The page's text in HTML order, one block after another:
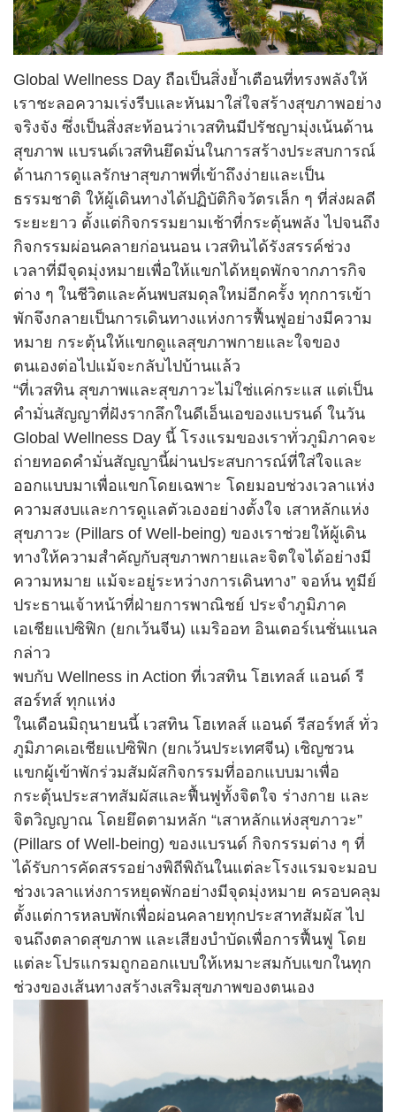
Global Wellness Day ถือเป็นสิ่งย้ำเตือนที่ทรงพลังให้
เราชะลอความเร่งรีบและหันมาใส่ใจสร้างสุขภาพอย่าง
จริงจัง ซึ่งเป็นสิ่งสะท้อนว่าเวสทินมีปรัชญามุ่งเน้นด้าน
สุขภาพ แบรนด์เวสทินยึดมั่นในการสร้างประสบการณ์
ด้านการดูแลรักษาสุขภาพที่เข้าถึงง่ายและเป็น
ธรรมชาติ ให้ผู้เดินทางได้ปฏิบัติกิจวัตรเล็ก ๆ ที่ส่งผลดี
ระยะยาว ตั้งแต่กิจกรรมยามเช้าที่กระตุ้นพลัง ไปจนถึง
กิจกรรมผ่อนคลายก่อนนอน เวสทินได้รังสรรค์ช่วง
เวลาที่มีจุดมุ่งหมายเพื่อให้แขกได้หยุดพักจากภารกิจ
ต่าง ๆ ในชีวิตและค้นพบสมดุลใหม่อีกครั้ง ทุกการเข้า
พักจึงกลายเป็นการเดินทางแห่งการฟื้นฟูอย่างมีความ
หมาย กระตุ้นให้แขกดูแลสุขภาพกายและใจของ
ตนเองต่อไปแม้จะกลับไปบ้านแล้ว
“ที่เวสทิน สุขภาพและสุขภาวะไม่ใช่แค่กระแส แต่เป็น
คำมั่นสัญญาที่ฝังรากลึกในดีเอ็นเอของแบรนด์ ในวัน
Global Wellness Day นี้ โรงแรมของเราทั่วภูมิภาคจะ
ถ่ายทอดคำมั่นสัญญานี้ผ่านประสบการณ์ที่ใส่ใจและ
ออกแบบมาเพื่อแขกโดยเฉพาะ โดยมอบช่วงเวลาแห่ง
ความสงบและการดูแลตัวเองอย่างตั้งใจ เสาหลักแห่ง
สุขภาวะ (Pillars of Well-being) ของเราช่วยให้ผู้เดิน
ทางให้ความสำคัญกับสุขภาพกายและจิตใจได้อย่างมี
ความหมาย แม้จะอยู่ระหว่างการเดินทาง” จอห์น ทูมีย์
ประธานเจ้าหน้าที่ฝ่ายการพาณิชย์ ประจำภูมิภาค
เอเชียแปซิฟิก (ยกเว้นจีน) แมริออท อินเตอร์เนชั่นแนล
กล่าว
พบกับ Wellness in Action ที่เวสทิน โฮเทลส์ แอนด์ รี
สอร์ทส์ ทุกแห่ง
ในเดือนมิถุนายนนี้ เวสทิน โฮเทลส์ แอนด์ รีสอร์ทส์ ทั่ว
ภูมิภาคเอเชียแปซิฟิก (ยกเว้นประเทศจีน) เชิญชวน
แขกผู้เข้าพักร่วมสัมผัสกิจกรรมที่ออกแบบมาเพื่อ
กระตุ้นประสาทสัมผัสและฟื้นฟูทั้งจิตใจ ร่างกาย และ
จิตวิญญาณ โดยยึดตามหลัก “เสาหลักแห่งสุขภาวะ”
(Pillars of Well-being) ของแบรนด์ กิจกรรมต่าง ๆ ที่
ได้รับการคัดสรรอย่างพิถีพิถันในแต่ละโรงแรมจะมอบ
ช่วงเวลาแห่งการหยุดพักอย่างมีจุดมุ่งหมาย ครอบคลุม
ตั้งแต่การหลบพักเพื่อผ่อนคลายทุกประสาทสัมผัส ไป
จนถึงตลาดสุขภาพ และเสียงบำบัดเพื่อการฟื้นฟู โดย
แต่ละโปรแกรมถูกออกแบบให้เหมาะสมกับแขกในทุก
ช่วงของเส้นทางสร้างเสริมสุขภาพของตนเอง